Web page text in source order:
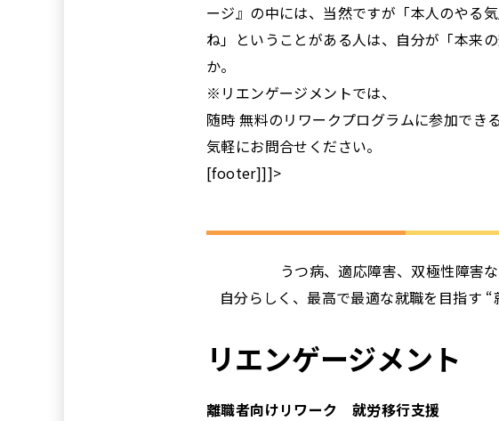
ージ』の中には、当然ですが「本人のやる
ね」ということがある人は、自分が「本来
か。
※リエンゲージメントでは、
随時 無料のリワークプログラムに参加でき
気軽にお問合せください。
[footer]]]>
うつ病、適応障害、双極性障害
自分らしく、最高で最適な就職を目指す
リエンゲージメント
離職者向けリワーク 就労移行支援